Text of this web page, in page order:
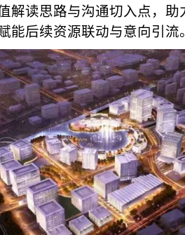
解读思路与沟通切入点，
能后续资源联动与意向引流